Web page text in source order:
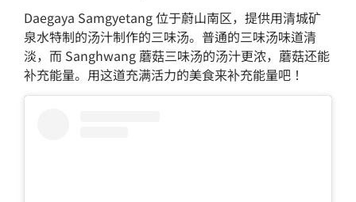
Daegaya Samgyetang 位于蔚山南区，提供用清城矿
泉水特制的汤汁制作的三味汤。普通的三味汤味道清
淡，而 Sanghwang 蘑菇三味汤的汤汁更浓，蘑菇还能
补充能量。用这道充满活力的美食来补充能量吧！